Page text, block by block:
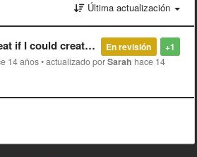
Última actualización
+1
En revisión
existing images (references to images rather than new uploads)
14 años•actualizado porSarah hace 14